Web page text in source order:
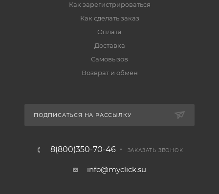
Как зарегистрироваться
Как сделать заказ
Оплата
Доставка
Самовызов
Возврат и обмен
ПОДПИСАТЬСЯ НА РАССЫЛКУ
8(800)350-70-46 ЗАКАЗАТЬ ЗВОНОК
info@myclick.su